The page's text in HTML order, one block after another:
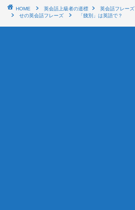
HOME 英会話上級者の道標 英会話フレーズ
せの英会話フレーズ
「餞別」は英語で？